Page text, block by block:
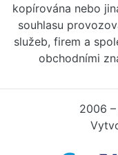
kopírována nebo
souhlasu
služeb, firem a
obchodními
2006 –